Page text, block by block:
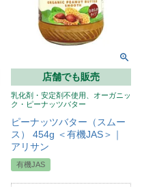
店舗でも販売
乳化剤・安定剤不使用、オーガニッ
ク・ピーナッツバター
ピーナッツバター（スムー
ス） 454g ＜有機JAS＞｜
アリサン
有機JAS